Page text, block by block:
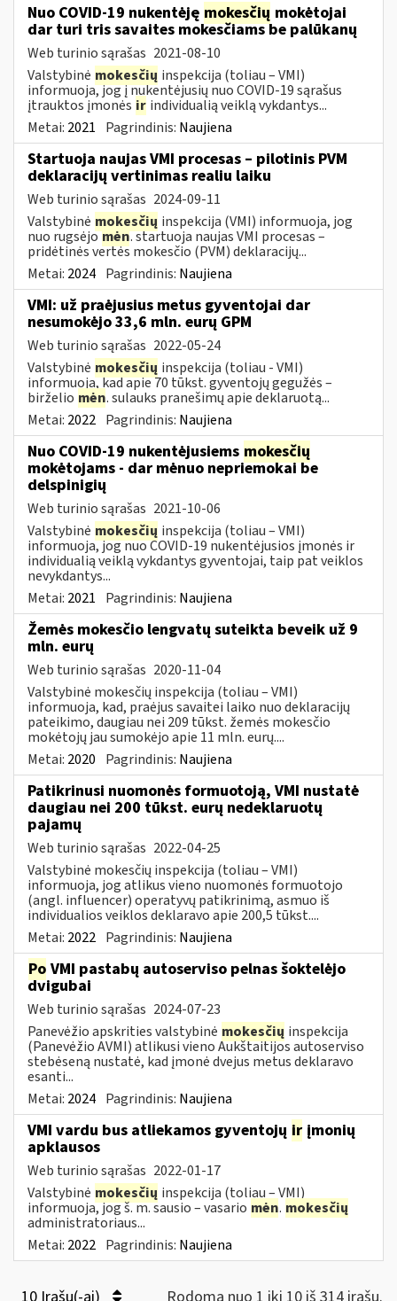
Nuo COVID-19 nukentėję mokesčių mokėtojai
dar turi tris savaites mokesčiams be palūkanų
Web turinio sąrašas 2021-08-10
Valstybinė mokesčių inspekcija (toliau – VMI)
informuoja, jog į nukentėjusių nuo COVID-19 sąrašus
įtrauktos įmonės ir individualią veiklą vykdantys...
Metai: 2021 Pagrindinis: Naujiena
Startuoja naujas VMI procesas – pilotinis PVM
deklaracijų vertinimas realiu laiku
Web turinio sąrašas 2024-09-11
Valstybinė mokesčių inspekcija (VMI) informuoja, jog
nuo rugsėjomėn. startuoja naujas VMI procesas –
pridėtinės vertės mokesčio (PVM) deklaracijų...
Metai: 2024 Pagrindinis: Naujiena
VMI: už praėjusius metus gyventojai dar
nesumokėjo 33,6 mln. eurų GPM
Web turinio sąrašas 2022-05-24
Valstybinė mokesčių inspekcija (toliau - VMI)
informuoja, kad apie 70 tūkst. gyventojų gegužės –
birželio mėn. sulauks pranešimų apie deklaruotą...
Metai: 2022 Pagrindinis: Naujiena
Nuo COVID-19 nukentėjusiems mokesčių
mokėtojams - dar mėnuo nepriemokai be
delspinigių
Web turinio sąrašas 2021-10-06
Valstybinė mokesčių inspekcija (toliau – VMI)
informuoja, jog nuo COVID-19 nukentėjusios įmonės ir
individualią veiklą vykdantys gyventojai, taip pat veiklos
nevykdantys...
Metai: 2021 Pagrindinis: Naujiena
Žemės mokesčio lengvatų suteikta beveik už 9
mln. eurų
Web turinio sąrašas 2020-11-04
Valstybinė mokesčių inspekcija (toliau – VMI)
informuoja, kad, praėjus savaitei laiko nuo deklaracijų
pateikimo, daugiau nei 209 tūkst. žemės mokesčio
mokėtojų jau sumokėjo apie 11 mln. eurų....
Metai: 2020 Pagrindinis: Naujiena
Patikrinusi nuomonės formuotoją, VMI nustatė
daugiau nei 200 tūkst. eurų nedeklaruotų
pajamų
Web turinio sąrašas 2022-04-25
Valstybinė mokesčių inspekcija (toliau – VMI)
informuoja, jog atlikus vieno nuomonės formuotojo
(angl. influencer) operatyvų patikrinimą, asmuo iš
individualios veiklos deklaravo apie 200,5 tūkst....
Metai: 2022 Pagrindinis: Naujiena
Po VMI pastabų autoserviso pelnas šoktelėjo
dvigubai
Web turinio sąrašas 2024-07-23
Panevėžio apskrities valstybinė mokesčių inspekcija
(Panevėžio AVMI) atlikusi vieno Aukštaitijos autoserviso
stebėseną nustatė, kad įmonė dvejus metus deklaravo
esanti...
Metai: 2024 Pagrindinis: Naujiena
VMI vardu bus atliekamos gyventojų ir įmonių
apklausos
Web turinio sąrašas 2022-01-17
Valstybinė mokesčių inspekcija (toliau – VMI)
informuoja, jog š. m. sausio – vasario mėn. mokesčių
administratoriaus...
Metai: 2022 Pagrindinis: Naujiena
10 Įrašų(-ai) Rodoma nuo 1 iki 10 iš 314 irašų.